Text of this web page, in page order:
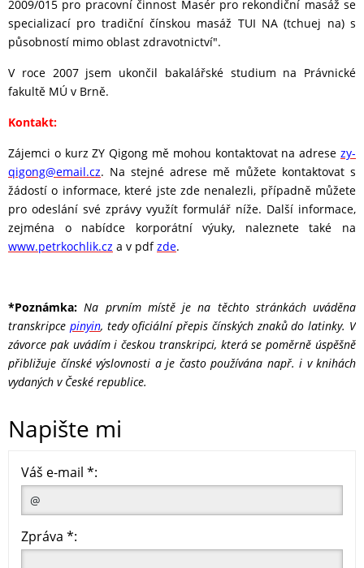
2009/015 pro pracovní činnost Masér pro rekondiční masáž se
specializací pro tradiční čínskou masáž TUI NA (tchuej na) s
působností mimo oblast zdravotnictví".
V roce 2007 jsem ukončil bakalářské studium na Právnické
fakultě MÚ v Brně.
Kontakt:
Zájemci o kurz ZY Qigong mě mohou kontaktovat na adrese zy-
qigong@email.cz. Na stejné adrese mě můžete kontaktovat s
žádostí o informace, které jste zde nenalezli, případně můžete
pro odeslání své zprávy využít formulář níže. Další informace,
zejména o nabídce korporátní výuky, naleznete také na
www.petrkochlik.cz a v pdfzde.
*Poznámka:Na prvním místě je na těchto stránkách uváděna
transkripce pinyin, tedy oficiální přepis čínských znaků do latinky. V
závorce pak uvádím i českou transkripci, která se poměrně úspěšně
přibližuje čínské výslovnosti a je často používána např. i v knihách
vydaných v České republice.
Napište mi
Váš e-mail *:
Zpráva *: